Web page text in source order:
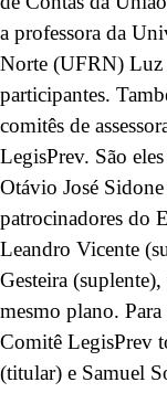
a professora da
Norte (UFRN) Luz
participantes.
comitês de
LegisPrev. São
Otávio José
patrocinadores do
Leandro Vicente
Gesteira
mesmo plano.
Comitê LegisPrev
(titular) e Samuel